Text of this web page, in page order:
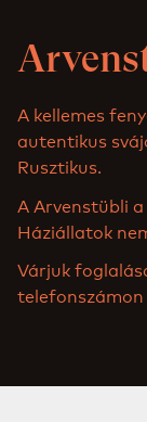
A kellemes
autentikus
Rusztikus.
A Arvenstübli
Háziállatok
Várjuk
telefonszámon